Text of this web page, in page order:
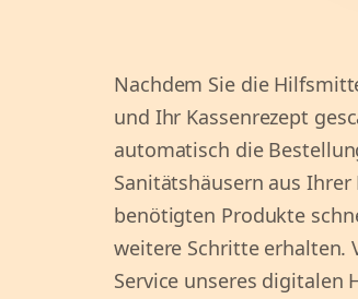
Nachdem Sie die
und Ihr Kassenrezept
automatisch die
Sanitätshäusern aus
benötigten Produkte
weitere Schritte erhalten.
Service unseres digitalen